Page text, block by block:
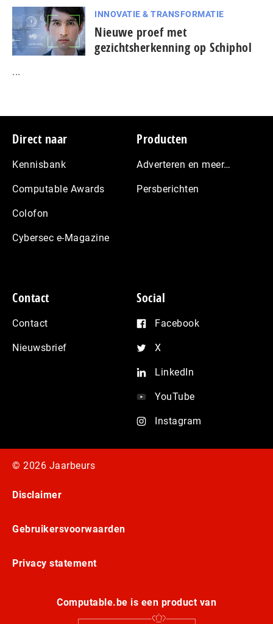
INNOVATIE & TRANSFORMATIE
Nieuwe proef met
gezichtsherkenning op Schiphol
...
Footer
Direct naar
Kennisbank
Computable Awards
Colofon
Cybersec e-Magazine
Producten
Adverteren en meer…
Persberichten
Contact
Contact
Nieuwsbrief
Social
Facebook
X
LinkedIn
YouTube
Instagram
© 2026 Jaarbeurs
Disclaimer
Gebruikersvoorwaarden
Privacy statement
Computable.be is een product van